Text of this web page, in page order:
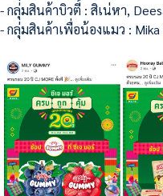
- กลุ่มสินค้าบิวตี้ : สิเน่หา,
- กลุ่มสินค้าเพื่อน้องแมว : Mika